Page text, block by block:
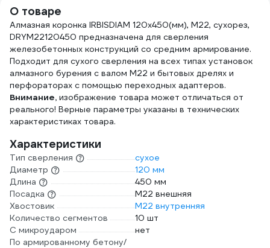
О товаре
Алмазная коронка IRBISDIAM 120x450(мм), М22, сухорез,
DRYМ22120450 предназначена для сверления
железобетонных конструкций со средним армирование.
Подходит для сухого сверления на всех типах установок
алмазного бурения с валом М22 и бытовых дрелях и
перфораторах с помощью переходных адаптеров.
Внимание, изображение товара может отличаться от
реального! Верные параметры указаны в технических
характеристиках товара.
Характеристики
Тип сверления
сухое
Диаметр
120 мм
Длина
450 мм
Посадка
М22 внешняя
Хвостовик
М22 внутренняя
Количество сегментов
10 шт
С микроударом
нет
По армированному бетону/